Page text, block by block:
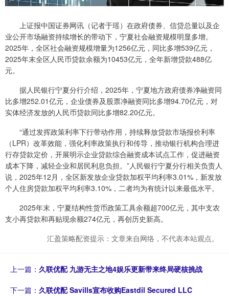
上证报中国证券网讯（记者于瑶）在政府债券、信贷总量以及企
业公开市场融资持续增长的带动下，宁夏社会融资规模明显多增。
2025年，全区社会融资规模增量为1256亿元，同比多增539亿元，
2025年末全区人民币贷款余额为10453亿元，全年新增贷款488亿
元。
据人民银行宁夏分行介绍，2025年，宁夏地方政府债券净融资同
比多增252.01亿元，企业债券及股票净融资同比多增94.70亿元，对
实体经济发放的人民币贷款同比多增82.20亿元。
“通过发挥政策利率下行带动作用，持续释放贷款市场报价利率
（LPR）改革效能，强化利率政策执行和传导，推动银行机构合理进
行存贷款定价，开展明示企业贷款综合融资成本试点工作，促进融资
成本下降，减轻企业和居民利息负担。”人民银行宁夏分行相关负责人
说，2025年12月，全区新发放企业贷款加权平均利率3.01%，新发放
个人住房贷款加权平均利率3.10%，二者均为有统计以来最低水平。
2025年末，宁夏结构性货币政策工具余额超700亿元，其中支农
支小再贷款和再贴现余额274亿元，再创历史新高。
汇盈策略配资提示：文章来自网络，不代表本站观点。
上一篇： 久联优配 九游无主之地4娱乐更新带来终局硬核挑战
下一篇： 久联优配 Savills宣布收购Eastdil Secured LLC